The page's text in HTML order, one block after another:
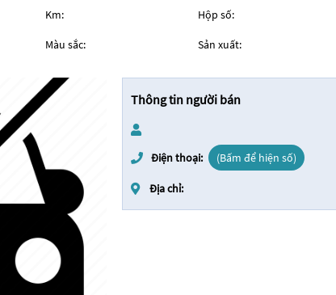
Km: Hộp số:
Màu sắc: Sản xuất:
Thông tin người bán
Điện thoại: (Bấm để hiện số)
Địa chỉ: